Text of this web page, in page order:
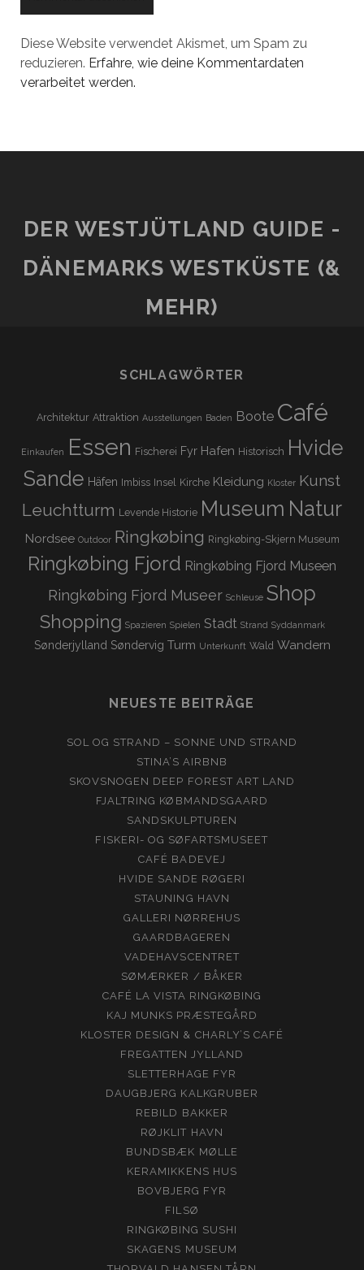
Diese Website verwendet Akismet, um Spam zu
reduzieren. Erfahre, wie deine Kommentardaten
verarbeitet werden.
DER WESTJÜTLAND GUIDE -
DÄNEMARKS WESTKÜSTE (&
MEHR)
SCHLAGWÖRTER
Architektur Attraktion Ausstellungen Baden Boote Café
Einkaufen Essen Fischerei Fyr Hafen Historisch Hvide
Sande Häfen Imbiss Insel Kirche Kleidung Kloster Kunst
Leuchtturm Levende Historie Museum Natur
Nordsee Outdoor Ringkøbing Ringkøbing-Skjern Museum
Ringkøbing Fjord Ringkøbing Fjord Museen
Ringkøbing Fjord Museer Schleuse Shop
Shopping Spazieren Spielen Stadt Strand Syddanmark
Sønderjylland Søndervig Turm Unterkunft Wald Wandern
NEUESTE BEITRÄGE
SOL OG STRAND – SONNE UND STRAND
STINA’S AIRBNB
SKOVSNOGEN DEEP FOREST ART LAND
FJALTRING KØBMANDSGAARD
SANDSKULPTUREN
FISKERI- OG SØFARTSMUSEET
CAFÉ BADEVEJ
HVIDE SANDE RØGERI
STAUNING HAVN
GALLERI NØRREHUS
GAARDBAGEREN
VADEHAVSCENTRET
SØMÆRKER / BÅKER
CAFÉ LA VISTA RINGKØBING
KAJ MUNKS PRÆSTEGÅRD
KLOSTER DESIGN & CHARLY’S CAFÉ
FREGATTEN JYLLAND
SLETTERHAGE FYR
DAUGBJERG KALKGRUBER
REBILD BAKKER
RØJKLIT HAVN
BUNDSBÆK MØLLE
KERAMIKKENS HUS
BOVBJERG FYR
FILSØ
RINGKØBING SUSHI
SKAGENS MUSEUM